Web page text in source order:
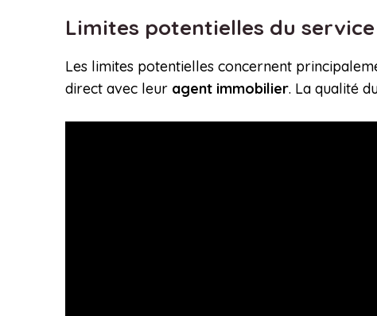
Limites potentielles du
Les limites potentielles concernent
direct avec leur agent immobilier. La qualité